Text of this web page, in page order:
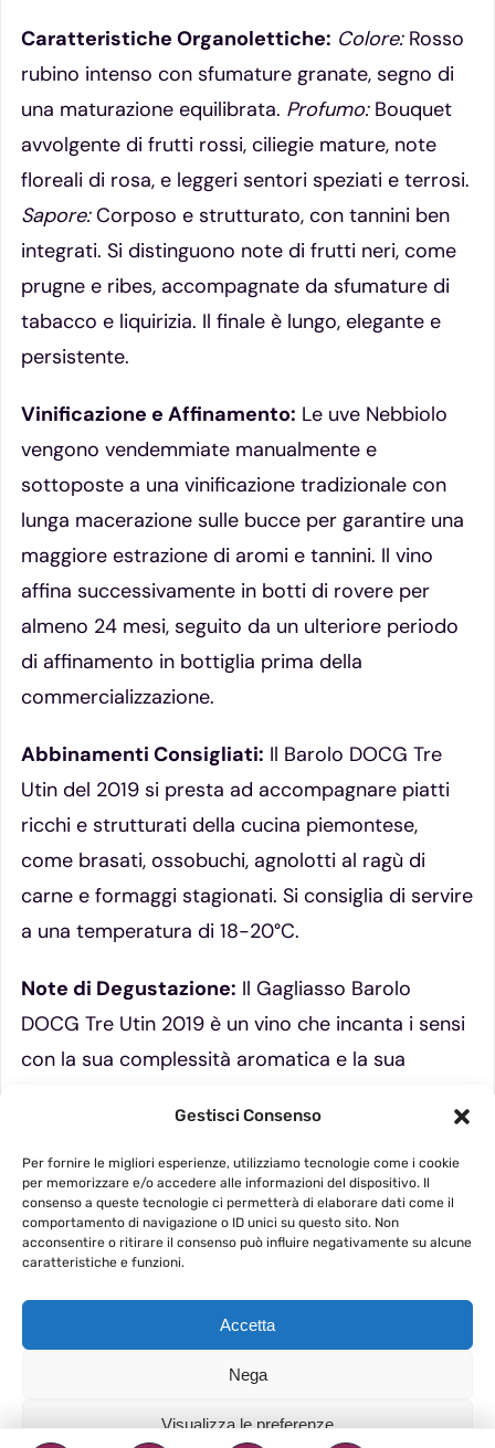
Gestisci Consenso
Per fornire le migliori esperienze, utilizziamo tecnologie come i cookie
per memorizzare e/o accedere alle informazioni del dispositivo. Il
consenso a queste tecnologie ci permetterà di elaborare dati come il
comportamento di navigazione o ID unici su questo sito. Non
acconsentire o ritirare il consenso può influire negativamente su alcune
caratteristiche e funzioni.
Accetta
Nega
Visualizza le preferenze
Caratteristiche Organolettiche: Colore:Rosso
rubino intenso con sfumature granate, segno di
una maturazione equilibrata. Profumo:Bouquet
avvolgente di frutti rossi, ciliegie mature, note
floreali di rosa, e leggeri sentori speziati e terrosi.
Sapore:Corposo e strutturato, con tannini ben
integrati. Si distinguono note di frutti neri, come
prugne e ribes, accompagnate da sfumature di
tabacco e liquirizia. Il finale è lungo, elegante e
persistente.
Vinificazione e Affinamento: Le uve Nebbiolo
vengono vendemmiate manualmente e
sottoposte a una vinificazione tradizionale con
lunga macerazione sulle bucce per garantire una
maggiore estrazione di aromi e tannini. Il vino
affina successivamente in botti di rovere per
almeno 24 mesi, seguito da un ulteriore periodo
di affinamento in bottiglia prima della
commercializzazione.
Abbinamenti Consigliati: Il Barolo DOCG Tre
Utin del 2019 si presta ad accompagnare piatti
ricchi e strutturati della cucina piemontese,
come brasati, ossobuchi, agnolotti al ragù di
carne e formaggi stagionati. Si consiglia di servire
a una temperatura di 18-20°C.
Note di Degustazione: Il Gagliasso Barolo
DOCG Tre Utin 2019 è un vino che incanta i sensi
con la sua complessità aromatica e la sua
da gustare in occasioni speciali o da custodire in
cantina per permettere un ulteriore affinamento
nel tempo.